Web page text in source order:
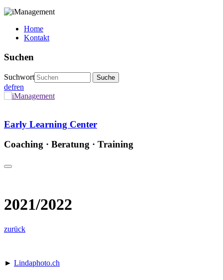
Home
Kontakt
Suchen
Suchwort
defren
Early Learning Center
Coaching · Beratung · Training
2021/2022
zurück
► Lindaphoto.ch